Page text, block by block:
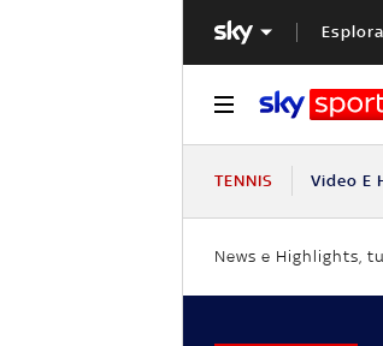
TENNIS Video E
News e Highlights,